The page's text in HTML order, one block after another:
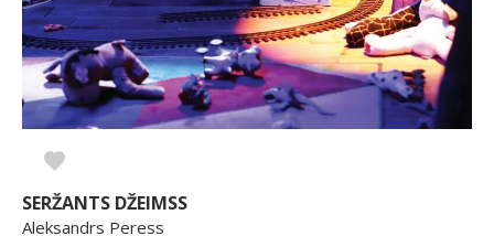
SERŽANTS DŽEIMSS
Aleksandrs Peress